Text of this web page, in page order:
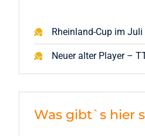
Rheinland-Cup im
Neuer alter Player –
Was gibt`s hier